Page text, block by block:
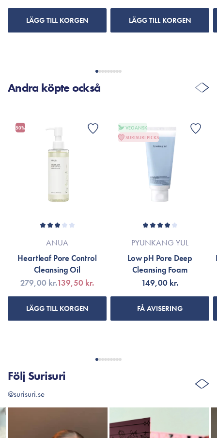
LÄGG TILL KORGEN LÄGG TILL KORGEN
Andra köpte också
50%
ANUA
Heartleaf Pore Control
Cleansing Oil
279,00 kr.139,50 kr.
LÄGG TILL KORGEN
VEGANSK
SURISURI PICKS
PYUNKANG YUL
Low pH Pore Deep
Cleansing Foam
149,00 kr.
FÅ AVISERING
Följ Surisuri
@surisuri.se